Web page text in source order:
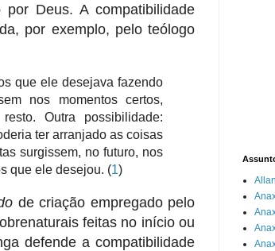
Deus. A compatibilidade
por exemplo, pelo teólogo
que ele desejava fazendo
nos momentos certos,
Outra possibilidade:
ter arranjado as coisas
surgissem, no futuro, nos
que ele desejou. (1)
de criação empregado pelo
feitas no início ou
defende a compatibilidade